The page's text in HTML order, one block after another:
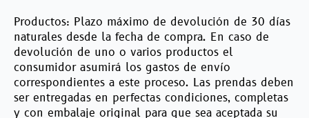
Productos: Plazo máximo de devolución de 30 días
naturales desde la fecha de compra. En caso de
devolución de uno o varios productos el
consumidor asumirá los gastos de envío
correspondientes a este proceso. Las prendas deben
ser entregadas en perfectas condiciones, completas
y con embalaje original para que sea aceptada su